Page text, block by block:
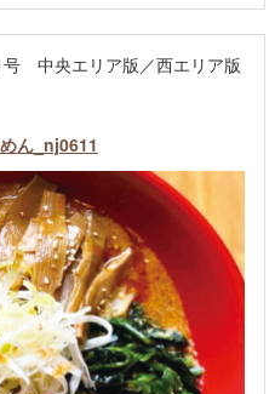
中央エリア版／西エリア版
ん_nj0611